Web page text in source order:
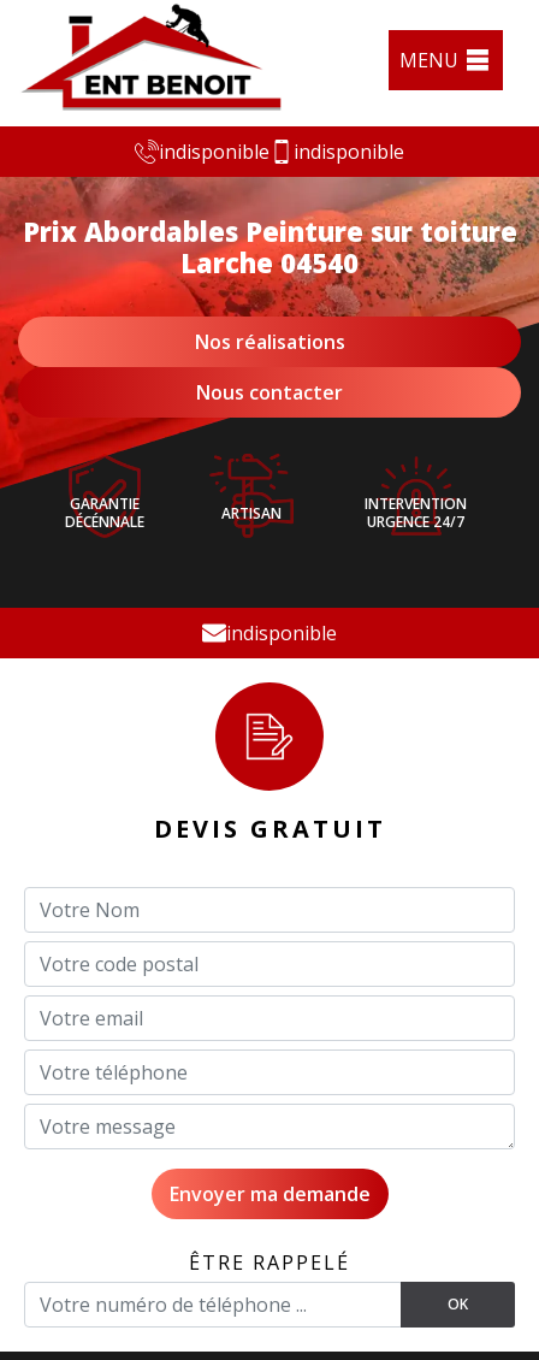
MENU
indisponible indisponible
Prix Abordables Peinture sur toiture
Larche 04540
Nos réalisations
Nous contacter
GARANTIE
DÉCÉNNALE
ARTISAN
INTERVENTION
URGENCE 24/7
indisponible
DEVIS GRATUIT
ÊTRE RAPPELÉ